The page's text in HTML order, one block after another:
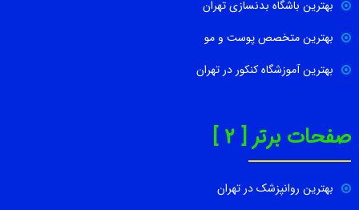
بهترین باشگاه بدنسازی تهران
بهترین متخصص پوست و مو
بهترین آموزشگاه کنکور در تهران
صفحات برتر [ 2 ]
بهترین روانپزشک در تهران